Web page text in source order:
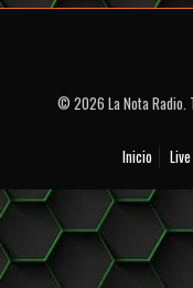
© 2026 La Nota Radio.
Inicio
Live